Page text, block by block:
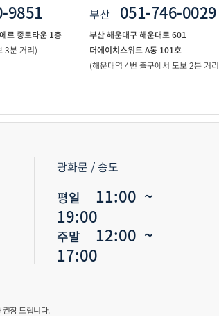
9851
르 종로타운 1층
3분 거리)
부산 051-746-0029
부산 해운대구 해운대로 601
더에이치스위트 A동 101호
(해운대역 4번 출구에서 도보 2분 거
광화문 / 송도
평일
11:00 ~
19:00
주말
12:00 ~
17:00
장 드립니다.